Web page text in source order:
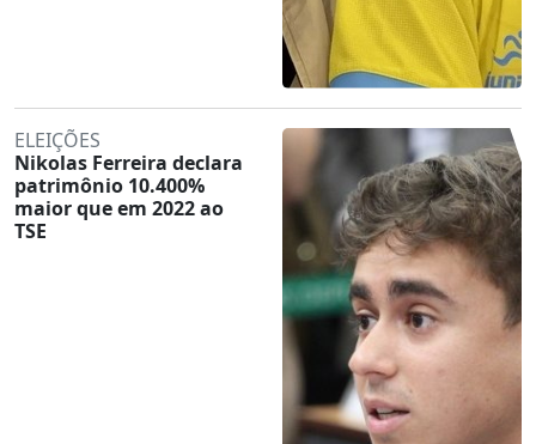
ELEIÇÕES
Nikolas Ferreira declara
patrimônio 10.400%
maior que em 2022 ao
TSE